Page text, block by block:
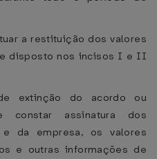
a restituição dos valores
disposto nos incisos I e II
extinção do acordo ou
constar assinatura dos
da empresa, os valores
e outras informações de